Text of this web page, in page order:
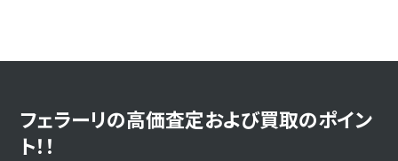
フェラーリの高価査定および買取のポイン
ト！！